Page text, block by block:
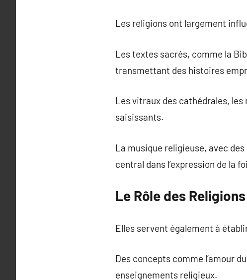
Les religions ont largement
Les textes sacrés, comme la
transmettant des histoires
Les vitraux des cathédrales,
saisissants.
La musique religieuse, avec
central dans l’expression de la
Le Rôle des
Elles servent également à
Des concepts comme l’amour
enseignements religieux.